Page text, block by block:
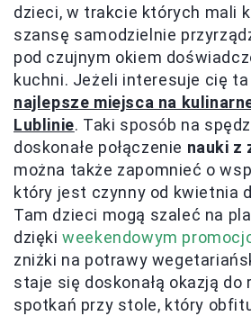
dzieci, w trakcie których mali
szansę samodzielnie
pod czujnym okiem
kuchni. Jeżeli interesuje cię
najlepsze miejsca na
Lublinie. Taki sposób na
doskonałe połączenie nauki z
można także zapomnieć o
który jest czynny od kwietnia
Tam dzieci mogą szaleć na
dziękiweekendowym
zniżki na potrawy
staje się doskonałą okazją do
spotkań przy stole, który